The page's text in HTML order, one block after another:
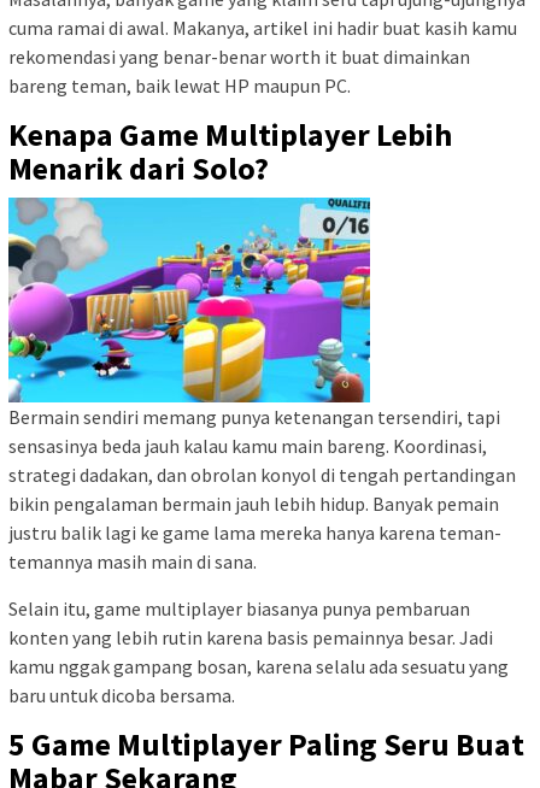
cuma ramai di awal. Makanya, artikel ini hadir buat kasih kamu
rekomendasi yang benar-benar worth it buat dimainkan
bareng teman, baik lewat HP maupun PC.
Kenapa Game Multiplayer Lebih
Menarik dari Solo?
Bermain sendiri memang punya ketenangan tersendiri, tapi
sensasinya beda jauh kalau kamu main bareng. Koordinasi,
strategi dadakan, dan obrolan konyol di tengah pertandingan
bikin pengalaman bermain jauh lebih hidup. Banyak pemain
justru balik lagi ke game lama mereka hanya karena teman-
temannya masih main di sana.
Selain itu, game multiplayer biasanya punya pembaruan
konten yang lebih rutin karena basis pemainnya besar. Jadi
kamu nggak gampang bosan, karena selalu ada sesuatu yang
baru untuk dicoba bersama.
5 Game Multiplayer Paling Seru Buat
Mabar Sekarang